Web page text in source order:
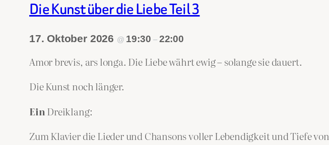
Die Kunst über die Liebe Teil 3
17. Oktober 2026 @ 19:30– 22:00
Amor brevis, ars longa. Die Liebe währt ewig – solange sie dauert.
Die Kunst noch länger.
Ein Dreiklang:
Zum Klavier die Lieder und Chansons voller Lebendigkeit und Tiefe von